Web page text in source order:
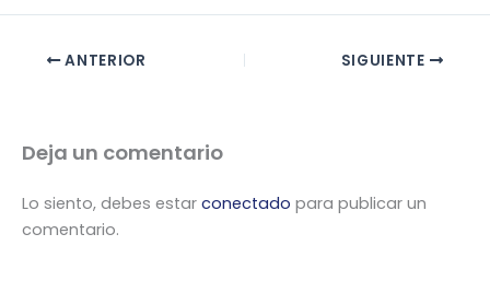
ANTERIOR SIGUIENTE
Deja un comentario
Lo siento, debes estar conectado para publicar un
comentario.